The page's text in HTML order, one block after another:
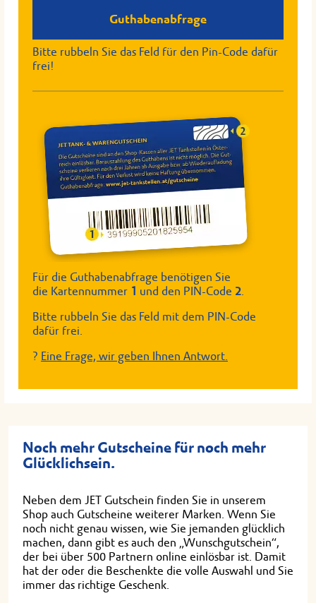
Guthabenabfrage
Bitte rubbeln Sie das Feld für den Pin-Code dafür
frei!
Für die Guthabenabfrage benötigen Sie
die Kartennummer 1 und den PIN-Code 2.
Bitte rubbeln Sie das Feld mit dem PIN-Code
dafür frei.
? Eine Frage, wir geben Ihnen Antwort.
Noch mehr Gutscheine für noch mehr
Glücklichsein.
Neben dem JET Gutschein finden Sie in unserem
Shop auch Gutscheine weiterer Marken. Wenn Sie
noch nicht genau wissen, wie Sie jemanden glücklich
machen, dann gibt es auch den „Wunschgutschein“,
der bei über 500 Partnern online einlösbar ist. Damit
hat der oder die Beschenkte die volle Auswahl und Sie
immer das richtige Geschenk.